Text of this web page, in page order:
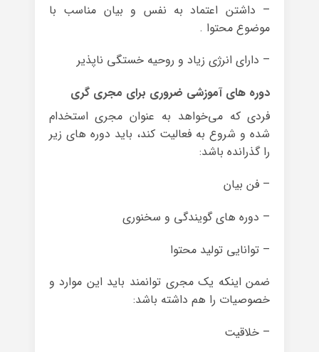
– داشتن اعتماد به نفس و بیان مناسب با
موضوع محتوا .
– دارای انرژی زیاد و روحیه خستگی ناپذیر
دوره های آموزشی ضروری برای مجری گری
فردی که می‌خواهد به عنوان مجری استخدام
شده و شروع به فعالیت کند، باید دوره های زیر
را گذرانده باشد:
– فن بیان
– دوره های گویندگی و سخنوری
– توانایی تولید محتوا
ضمن اینکه یک مجری توانمند باید این موارد و
خصوصیات را هم داشته باشد:
– خلاقیت